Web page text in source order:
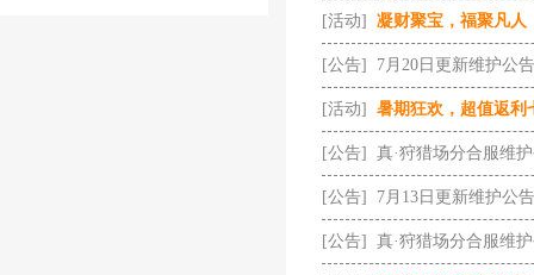
[活动] 凝财聚宝，福聚凡人
[公告] 7月20日更新维护公告
[活动] 暑期狂欢，超值返利
[公告] 真·狩猎场分合服维
[公告] 7月13日更新维护公告
[公告] 真·狩猎场分合服维